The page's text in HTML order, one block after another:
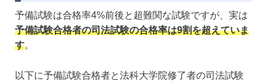
予備試験は合格率4%前後と超難関な試験ですが、実は
予備試験合格者の司法試験の合格率は9割を超えていま
す。
以下に予備試験合格者と法科大学院修了者の司法試験